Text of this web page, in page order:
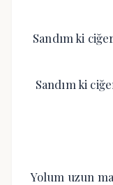
Sandım ki
Sandım ki
Yolum uzun